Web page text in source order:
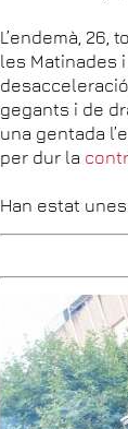
L’endemà, 26,
les Matinades i
gegants i de
una gentada
per dur la
Han estat